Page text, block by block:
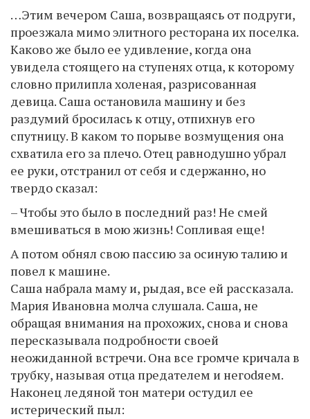
…Этим вечером Саша, возвращаясь от подруги,
проезжала мимо элитного ресторана их поселка.
Каково же было ее удивление, когда она
увидела стоящего на ступенях отца, к которому
словно прилипла холеная, разрисованная
девица. Саша остановила машину и без
раздумий бросилась к отцу, отпихнув его
спутницу. В каком то порыве возмущения она
схватила его за плечо. Отец равнодушно убрал
ее руки, отстранил от себя и сдержанно, но
твердо сказал:
– Чтобы это было в последний раз! Не смей
вмешиваться в мою жизнь! Сопливая еще!
А потом обнял свою пассию за осиную талию и
повел к машине.
Саша набрала маму и, рыдая, все ей рассказала.
Мария Ивановна молча слушала. Саша, не
обращая внимания на прохожих, снова и снова
пересказывала подробности своей
неожиданной встречи. Она все громче кричала в
трубку, называя отца предателем и негоdяем.
Наконец ледяной тон матери остудил ее
истерический пыл: